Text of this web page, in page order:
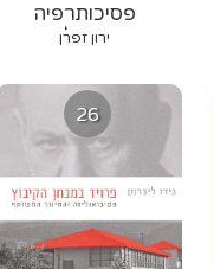
פסיכותרפיה
רוחנית-הוליסטית
ירון זפרן
26